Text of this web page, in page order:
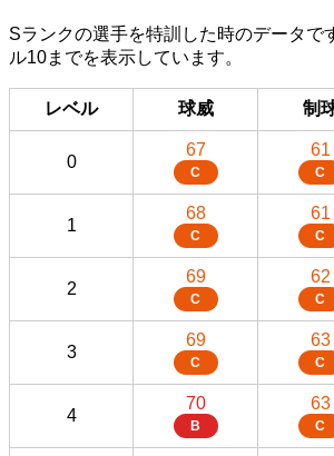
Sランクの選手を特訓した時のデータで
ル10までを表示しています。
レベル 球威 制
0
67
C
61
C
1
68
C
61
C
2
69
C
62
C
3
69
C
63
C
4
70
B
63
C